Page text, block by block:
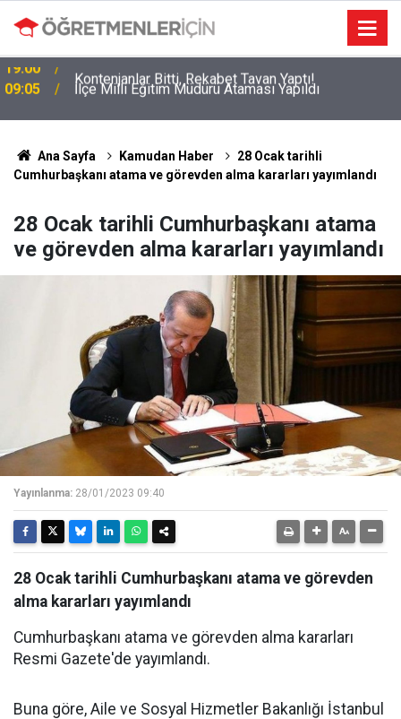
09:05 İlçe Milli Eğitim Müdürü Ataması Yapıldı
Ana Sayfa Kamudan Haber
28 Ocak tarihli
Cumhurbaşkanı atama ve görevden alma kararları yayımlandı
28 Ocak tarihli Cumhurbaşkanı atama
ve görevden alma kararları yayımlandı
Yayınlanma: 28/01/2023 09:40
28 Ocak tarihli Cumhurbaşkanı atama ve görevden
alma kararları yayımlandı
Cumhurbaşkanı atama ve görevden alma kararları
Resmi Gazete'de yayımlandı.
Buna göre, Aile ve Sosyal Hizmetler Bakanlığı İstanbul